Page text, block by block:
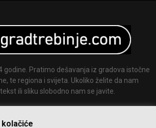
godine. Pratimo dešavanja iz gradova istočne
te regiona i svijeta. Ukoliko želite da nam
ili sliku slobodno nam se javite.